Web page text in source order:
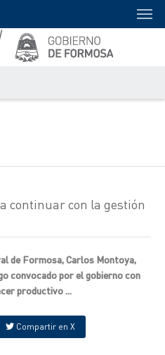
continuar con la gestión
de Formosa, Carlos Montoya,
convocado por el gobierno con
productivo ...
Compartir en X